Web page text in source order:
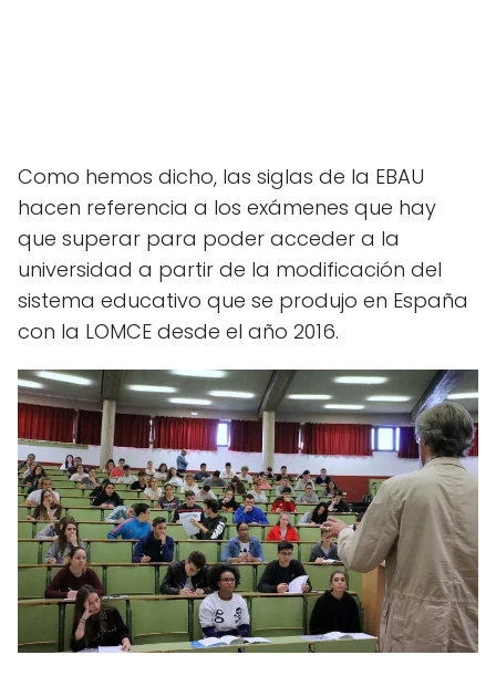
Como hemos dicho, las siglas de la EBAU
hacen referencia a los exámenes que hay
que superar para poder acceder a la
universidad a partir de la modificación del
sistema educativo que se produjo en España
con la LOMCE desde el año 2016.